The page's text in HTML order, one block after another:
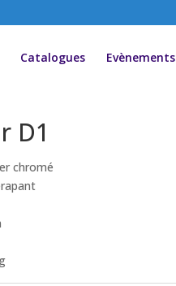
Catalogues Evènements
D1
chromé